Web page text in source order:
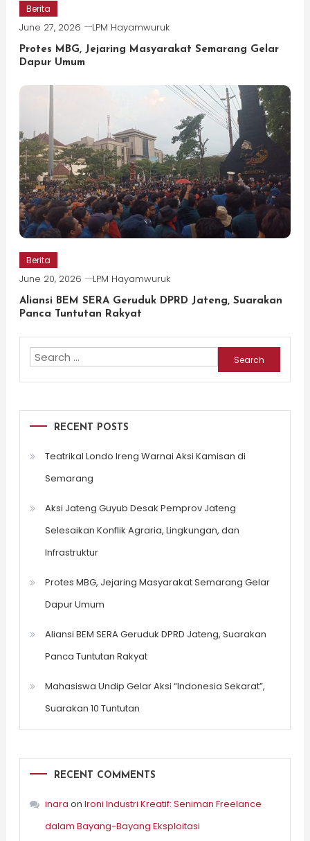
Berita
June 27, 2026 LPM Hayamwuruk
Protes MBG, Jejaring Masyarakat Semarang Gelar
Dapur Umum
Berita
June 20, 2026 LPM Hayamwuruk
Aliansi BEM SERA Geruduk DPRD Jateng, Suarakan
Panca Tuntutan Rakyat
Search
for:
RECENT POSTS
Teatrikal Londo Ireng Warnai Aksi Kamisan di
Semarang
Aksi Jateng Guyub Desak Pemprov Jateng
Selesaikan Konflik Agraria, Lingkungan, dan
Infrastruktur
Protes MBG, Jejaring Masyarakat Semarang Gelar
Dapur Umum
Aliansi BEM SERA Geruduk DPRD Jateng, Suarakan
Panca Tuntutan Rakyat
Mahasiswa Undip Gelar Aksi “Indonesia Sekarat”,
Suarakan 10 Tuntutan
RECENT COMMENTS
inara on Ironi Industri Kreatif: Seniman Freelance
dalam Bayang-Bayang Eksploitasi